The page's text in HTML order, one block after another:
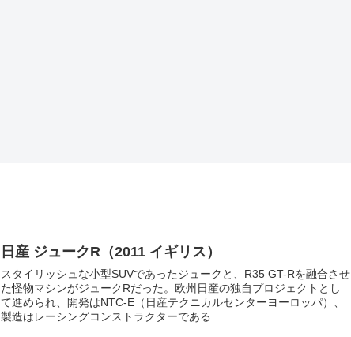
日産 ジュークR（2011 イギリス）
スタイリッシュな小型SUVであったジュークと、R35 GT-Rを融合させ
た怪物マシンがジュークRだった。欧州日産の独自プロジェクトとし
て進められ、開発はNTC-E（日産テクニカルセンターヨーロッパ）、
製造はレーシングコンストラクターである...